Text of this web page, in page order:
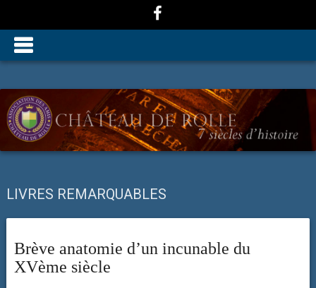
LIVRES REMARQUABLES
Brève anatomie d’un incunable du
XVème siècle